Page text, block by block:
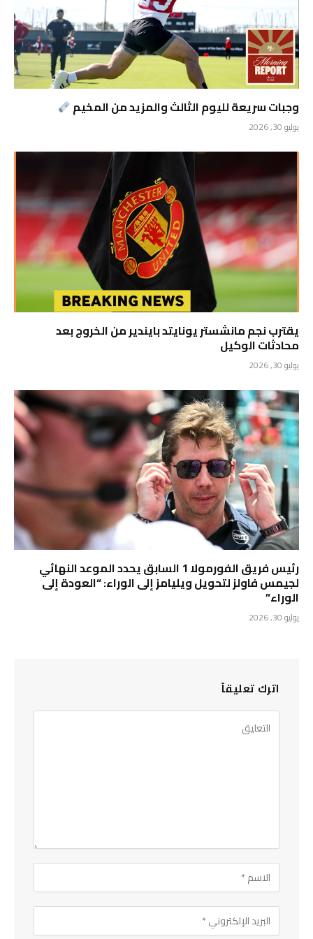
وجبات سريعة لليوم الثالث والمزيد من المخيم
يوليو 30, 2026
يقترب نجم مانشستر يونايتد بايندير من الخروج بعد
محادثات الوكيل
يوليو 30, 2026
رئيس فريق الفورمولا 1 السابق يحدد الموعد النهائي
لجيمس فاولز لتحويل ويليامز إلى الوراء: “العودة إلى
الوراء”
يوليو 30, 2026
اترك تعليقاً